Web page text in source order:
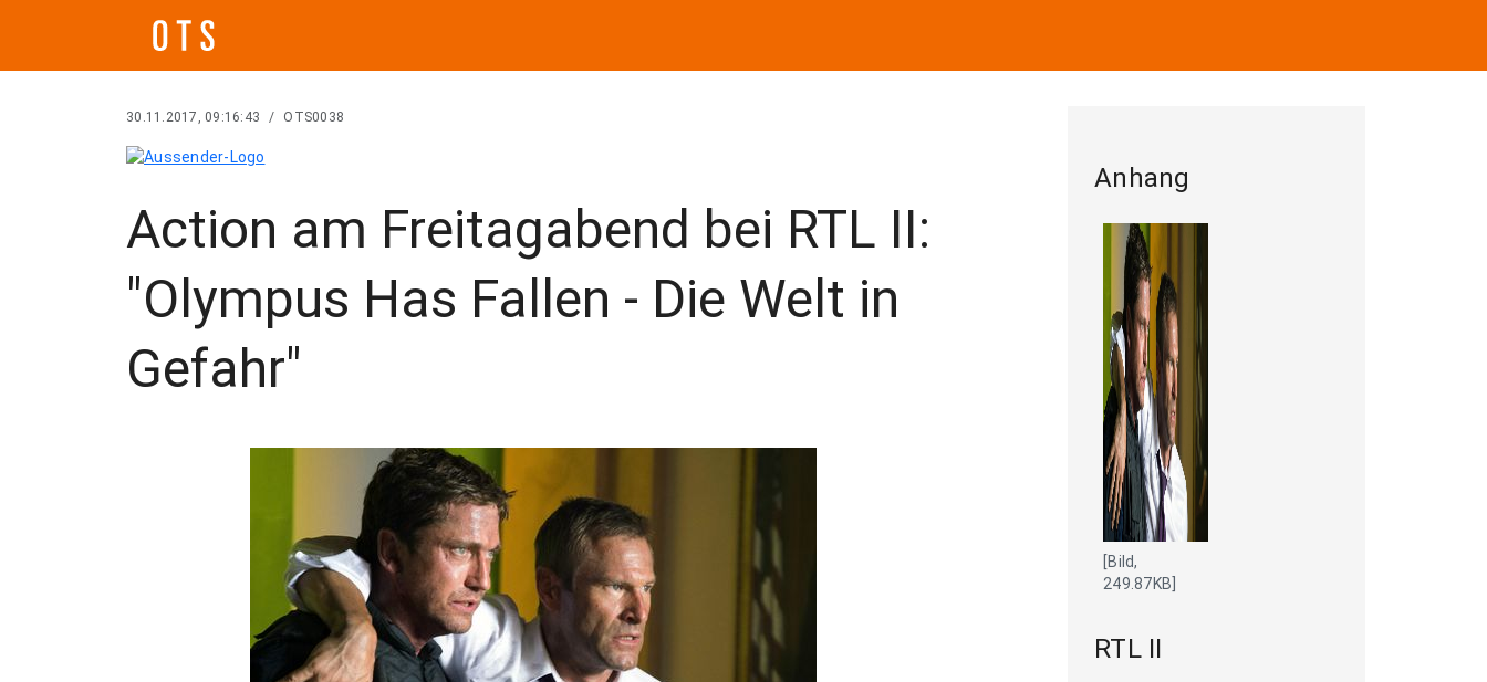
30.11.2017, 09:16:43 / OTS0038
Action am Freitagabend bei RTL II:
"Olympus Has Fallen - Die Welt in
Gefahr"
Anhang
[Bild,
249.87KB]
RTL II